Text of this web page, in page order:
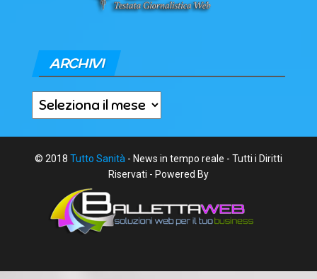
ARCHIVI
Archivi
© 2018 Tutto Sanità - News in tempo reale - Tutti i Diritti
Riservati - Powered By